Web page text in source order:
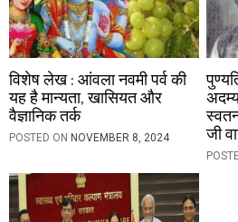
o
n
विशेष लेख : आंवला नवमी पर्व की
यह है मान्यता, खासियत और
वैज्ञानिक तर्क
POSTED ON NOVEMBER 8, 2024
जी